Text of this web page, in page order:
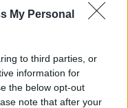
My Personal
to third parties, or
information for
the below opt-out
note that after your